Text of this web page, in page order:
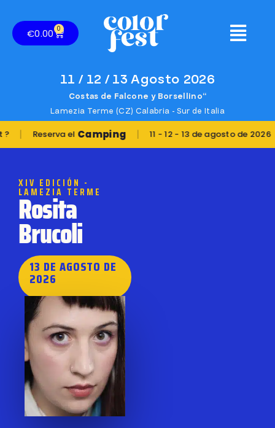
€0.00 0
11 / 12 / 13 Agosto 2026
Costas de Falcone y Borsellino“
Lamezia Terme (CZ) Calabria - Sur de Italia
elCamping | 11 - 12 - 13 de agosto de 2026 |
XIV EDICIÓN -
LAMEZIA TERME
Rosita
Brucoli
13 DE AGOSTO DE
2026